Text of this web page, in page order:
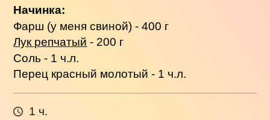
Начинка:
Фарш (у меня свиной) - 400 г
Лук репчатый - 200 г
Соль - 1 ч.л.
Перец красный молотый - 1 ч.л.
1 ч.